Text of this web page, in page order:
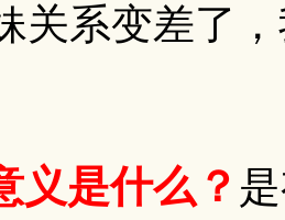
关系变差了
义是什么？